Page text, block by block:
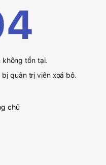
không tồn tại.
quản trị viên xoá bỏ.
chủ